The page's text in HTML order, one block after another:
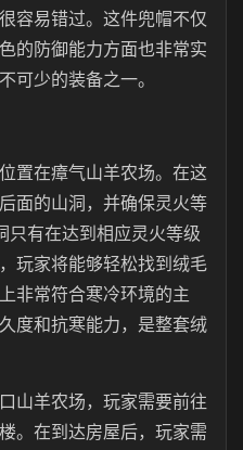
容易错过。这件兜帽不仅
的防御能力方面也非常实
可少的装备之一。
置在瘴气山羊农场。在这
面的山洞，并确保灵火等
只有在达到相应灵火等级
玩家将能够轻松找到绒毛
非常符合寒冷环境的主
度和抗寒能力，是整套绒
山羊农场，玩家需要前往
。在到达房屋后，玩家需